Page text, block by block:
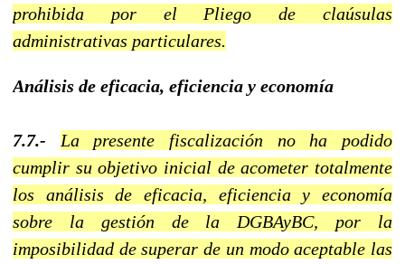
prohibida por el Pliego de claúsulas
administrativas particulares.
Análisis de eficacia, eficiencia y economía
7.7.- La presente fiscalización no ha podido
cumplir su objetivo inicial de acometer totalmente
los análisis de eficacia, eficiencia y economía
sobre la gestión de la DGBAyBC, por la
imposibilidad de superar de un modo aceptable las